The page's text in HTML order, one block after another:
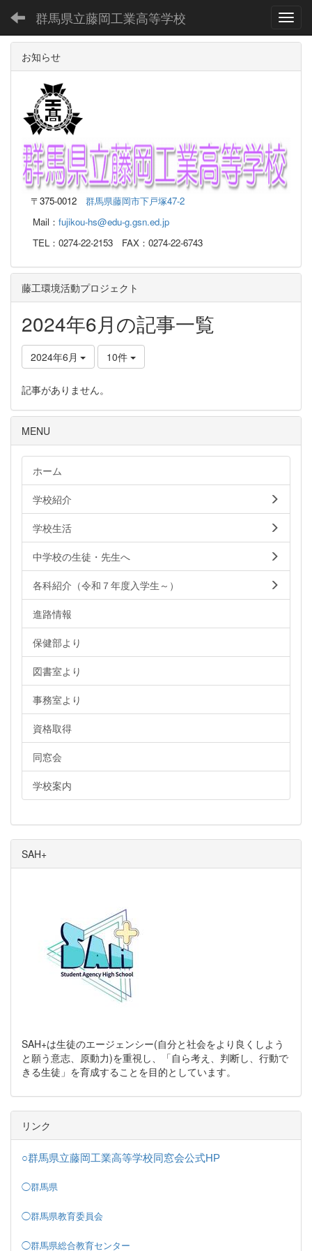
群馬県立藤岡工業高等学校
お知らせ
〒375-0012
群馬県藤岡市下戸塚47-2
Mail： fujikou-hs@edu-g.gsn.ed.jp
TEL：0274-22-2153 FAX：0274-22-6743
藤工環境活動プロジェクト
2024年6月の記事一覧
2024年6月 10件
記事がありません。
MENU
ホーム
学校紹介
学校生活
中学校の生徒・先生へ
各科紹介（令和７年度入学生～）
進路情報
保健部より
図書室より
事務室より
資格取得
同窓会
学校案内
SAH+
SAH+は生徒のエージェンシー(自分と社会をより良くしよう
と願う意志、原動力)を重視し、「自ら考え、判断し、行動で
きる生徒」を育成することを目的としています。
リンク
○群馬県立藤岡工業高等学校同窓会公式HP
◯群馬県
◯群馬県教育委員会
◯群馬県総合教育センター